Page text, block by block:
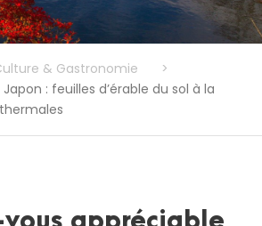
& Gastronomie
>
: feuilles d’érable du sol à la